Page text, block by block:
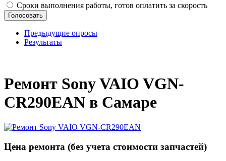
Сроки выполнения работы, готов оплатить за скорость
Предыдущие опросы
Результаты
Ремонт Sony VAIO VGN-
CR290EAN в Самаре
Цена ремонта (без учета стоимости запчастей)